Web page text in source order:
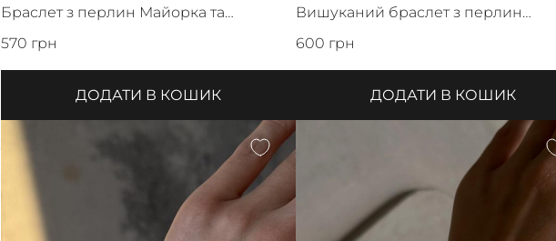
Браслет з перлин Майорка та
японського бісеру
570 грн
ДОДАТИ В КОШИК
Вишуканий браслет з перлин
Майорка
600 грн
ДОДАТИ В КОШИК